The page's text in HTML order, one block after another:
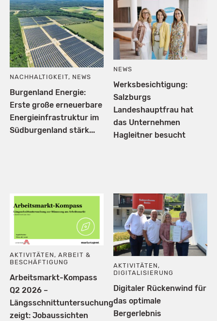
NACHHALTIGKEIT, NEWS
Burgenland Energie:
Erste große erneuerbare
Energieinfrastruktur im
Südburgenland stärk...
NEWS
Werksbesichtigung:
Salzburgs
Landeshauptfrau hat
das Unternehmen
Hagleitner besucht
AKTIVITÄTEN,ARBEIT &
BESCHÄFTIGUNG
Arbeitsmarkt-Kompass
Q2 2026 –
Längsschnittuntersuchung
zeigt: Jobaussichten
AKTIVITÄTEN ,
DIGITALISIERUNG
Digitaler Rückenwind für
das optimale
Bergerlebnis